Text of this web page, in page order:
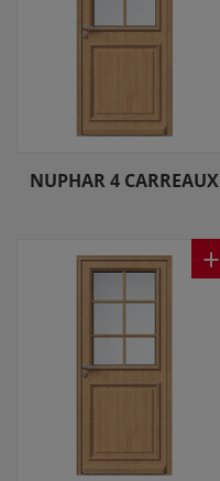
NUPHAR 4 CARREAUX
+